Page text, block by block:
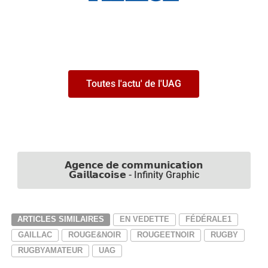
Toutes l'actu' de l'UAG
𝗔𝗴𝗲𝗻𝗰𝗲 𝗱𝗲 𝗰𝗼𝗺𝗺𝘂𝗻𝗶𝗰𝗮𝘁𝗶𝗼𝗻
𝗚𝗮𝗶𝗹𝗹𝗮𝗰𝗼𝗶𝘀𝗲 - Infinity Graphic
ARTICLES SIMILAIRES EN VEDETTE
FÉDÉRALE1
GAILLAC
ROUGE&NOIR ROUGEETNOIR
RUGBY
RUGBYAMATEUR
UAG